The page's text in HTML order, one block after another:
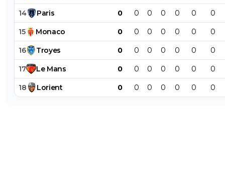
14 Paris 0 0 0 0 0 0 0
15 Monaco 0 0 0 0 0 0 0
16 Troyes 0 0 0 0 0 0 0
17 Le Mans 0 0 0 0 0 0 0
18 Lorient 0 0 0 0 0 0 0